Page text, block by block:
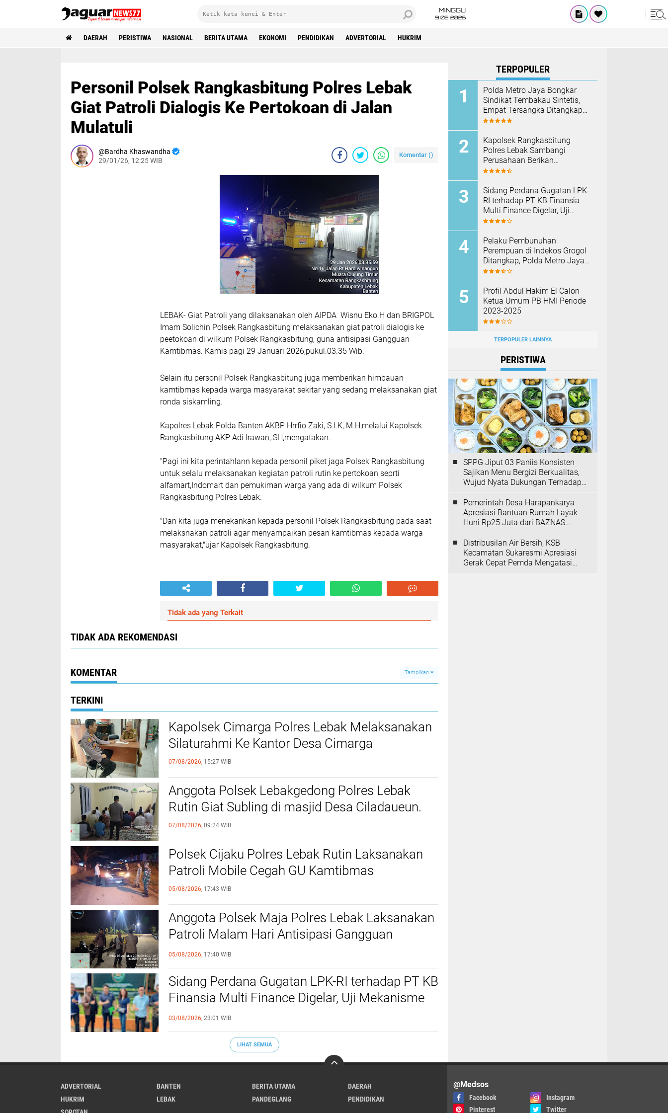
MINGGU
9 08 2026
DAERAH PERISTIWA NASIONAL BERITA UTAMA EKONOMI PENDIDIKAN ADVERTORIAL HUKRIM
Personil Polsek Rangkasbitung Polres Lebak
Giat Patroli Dialogis Ke Pertokoan di Jalan
Mulatuli
Bardha Khaswandha
29/01/26, 12:25 WIB
Komentar ()
LEBAK- Giat Patroli yang dilaksanakan oleh AIPDA Wisnu Eko.H dan BRIGPOL
Imam Solichin Polsek Rangkasbitung melaksanakan giat patroli dialogis ke
peetokoan di wilkum Polsek Rangkasbitung, guna antisipasi Gangguan
Kamtibmas. Kamis pagi 29 Januari 2026,pukul.03.35 Wib.
Selain itu personil Polsek Rangkasbitung juga memberikan himbauan
kamtibmas kepada warga masyarakat sekitar yang sedang melaksanakan giat
ronda siskamling.
Kapolres Lebak Polda Banten AKBP Hrrfio Zaki,.S.I.K,.M.H,melalui Kapolsek
Rangkasbitung AKP Adi Irawan,.SH,mengatakan.
"Pagi ini kita perintahlann kepada personil piket jaga Polsek Rangkasbitung
untuk selalu melaksanakan kegiatan patroli rutin ke pertokoan seprti
alfamart,Indomart dan pemukiman warga yang ada di wilkum Polsek
Rangkasbitung Polres Lebak.
"Dan kita juga menekankan kepada personil Polsek Rangkasbitung pada saat
melaksnakan patroli agar menyampaikan pesan kamtibmas kepada warga
masyarakat,"ujar Kapolsek Rangkasbitung.
Tidak ada yang Terkait
TIDAK ADA REKOMENDASI
KOMENTAR Tampilkan
TERKINI
Kapolsek Cimarga Polres Lebak Melaksanakan
Silaturahmi Ke Kantor Desa Cimarga
07/08/2026, 15:27 WIB
Anggota Polsek Lebakgedong Polres Lebak
Rutin Giat Subling di masjid Desa Ciladaueun.
07/08/2026, 09:24 WIB
Polsek Cijaku Polres Lebak Rutin Laksanakan
Patroli Mobile Cegah GU Kamtibmas
05/08/2026, 17:43 WIB
Anggota Polsek Maja Polres Lebak Laksanakan
Patroli Malam Hari Antisipasi Gangguan
Kamtibmas
05/08/2026, 17:40 WIB
Sidang Perdana Gugatan LPK-RI terhadap PT KB
Finansia Multi Finance Digelar, Uji Mekanisme
Jaminan Fidusia Jadi Sorotan
03/08/2026, 23:01 WIB
LIHAT SEMUA
TERPOPULER
‎Polda Metro Jaya Bongkar
Sindikat Tembakau Sintetis,
Empat Tersangka Ditangkap
dan Hampir Satu Kilogram
Kapolsek Rangkasbitung
Polres Lebak Sambangi
Perusahaan Berikan
Himbauan Cegah Kebakaran
Sidang Perdana Gugatan LPK-
RI terhadap PT KB Finansia
Multi Finance Digelar, Uji
Mekanisme Jaminan Fidusia
Pelaku Pembunuhan
Perempuan di Indekos Grogol
Ditangkap, Polda Metro Jaya
Sita Palu dan Sejumlah
Profil Abdul Hakim El Calon
Ketua Umum PB HMI Periode
2023-2025
TERPOPULER LAINNYA
PERISTIWA
SPPG Jiput 03 Paniis Konsisten
Sajikan Menu Bergizi Berkualitas,
Wujud Nyata Dukungan Terhadap
Pemerintah Desa Harapankarya
Apresiasi Bantuan Rumah Layak
Huni Rp25 Juta dari BAZNAS
Distribusilan Air Bersih, KSB
Kecamatan Sukaresmi Apresiasi
Gerak Cepat Pemda Mengatasi
ADVERTORIAL BANTEN BERITA UTAMA
DAERAH
HUKRIM
LEBAK PANDEGLANG
PENDIDIKAN
@Medsos
Facebook
Instagram
Pinterest
Twitter